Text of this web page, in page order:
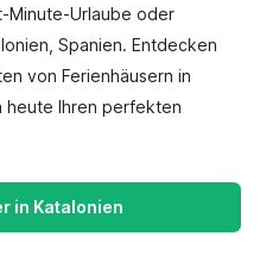
Minute-Urlaube oder
Spanien. Entdecken
von Ferienhäusern in
heute Ihren perfekten
in Katalonien